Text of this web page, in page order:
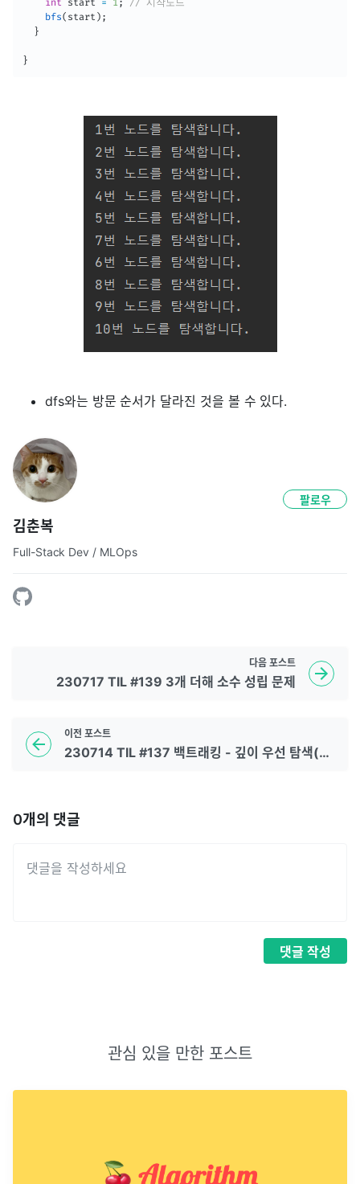
int start = 1;
// 시작노드
bfs( start ) ;
}
}
dfs와는 방문 순서가 달라진 것을 볼 수 있다.
김춘복
Full-Stack Dev / MLOps
팔로우
이전 포스트
230714 TIL #137 백트래킹 - 깊이 우선 탐색(DFS) 2
다음 포스트
230717 TIL #139 3개 더해 소수 성립 문제
0개의 댓글
댓글 작성
관심 있을 만한 포스트